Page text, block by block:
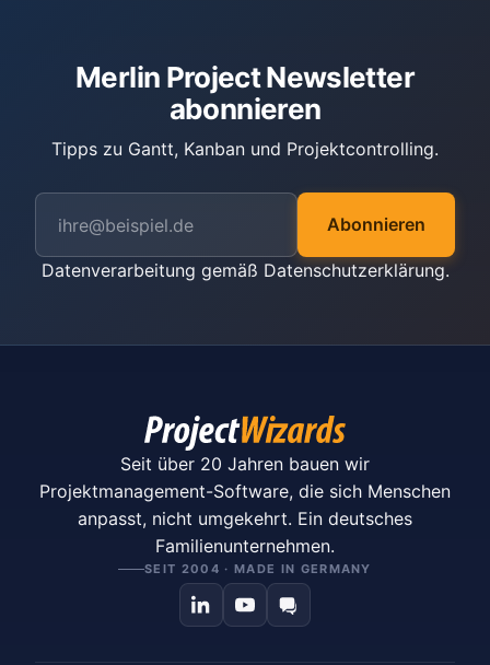
Merlin Project Newsletter
abonnieren
Tipps zu Gantt, Kanban und Projektcontrolling.
Abonnieren
Datenverarbeitung gemäß Datenschutzerklärung.
Seit über 20 Jahren bauen wir
Projektmanagement-Software, die sich Menschen
anpasst, nicht umgekehrt. Ein deutsches
Familienunternehmen.
SEIT 2004 · MADE IN GERMANY